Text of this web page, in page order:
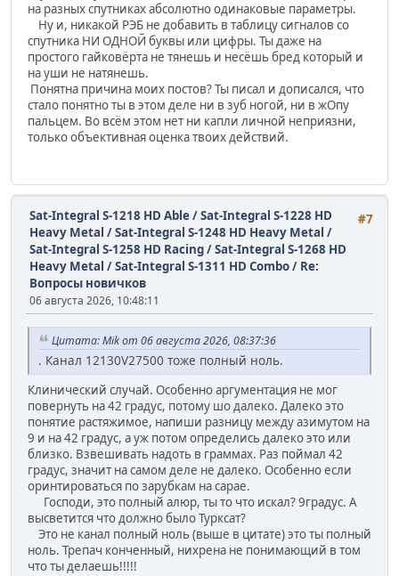
на разных спутниках абсолютно одинаковые параметры.
Ну и, никакой РЭБ не добавить в таблицу сигналов со
спутника НИ ОДНОЙ буквы или цифры. Ты даже на
простого гайковёрта не тянешь и несёшь бред который и
на уши не натянешь.
Понятна причина моих постов? Ты писал и дописался, что
стало понятно ты в этом деле ни в зуб ногой, ни в жОпу
пальцем. Во всём этом нет ни капли личной неприязни,
только объективная оценка твоих действий.
#7
Sat-Integral S-1218 HD Able / Sat-Integral S-1228 HD
Heavy Metal / Sat-Integral S-1248 HD Heavy Metal /
Sat-Integral S-1258 HD Racing / Sat-Integral S-1268 HD
Heavy Metal / Sat-Integral S-1311 HD Combo/ Re:
Вопросы новичков
06 августа 2026, 10:48:11
Цитата: Mik от 06 августа 2026, 08:37:36
. Канал 12130V27500 тоже полный ноль.
Клинический случай. Особенно аргументация не мог
повернуть на 42 градус, потому шо далеко. Далеко это
понятие растяжимое, напиши разницу между азимутом на
9 и на 42 градус, а уж потом определись далеко это или
близко. Взвешивать надоть в граммах. Раз поймал 42
градус, значит на самом деле не далеко. Особенно если
оринтироваться по зарубкам на сарае.
Господи, это полный алюр, ты то что искал? 9градус. А
высветится что должно было Турксат?
Это не канал полный ноль (выше в цитате) это ты полный
ноль. Трепач конченный, нихрена не понимающий в том
что ты делаешь!!!!!